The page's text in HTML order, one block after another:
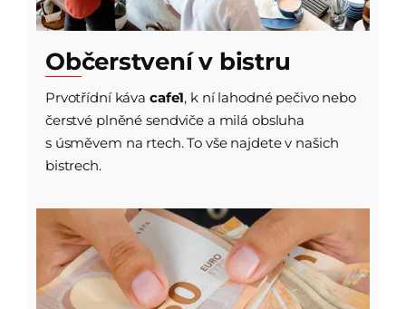
Občerstvení v bistru
Prvotřídní káva cafe1, k ní lahodné pečivo nebo
čerstvé plněné sendviče a milá obsluha
s úsměvem na rtech. To vše najdete v našich
bistrech.